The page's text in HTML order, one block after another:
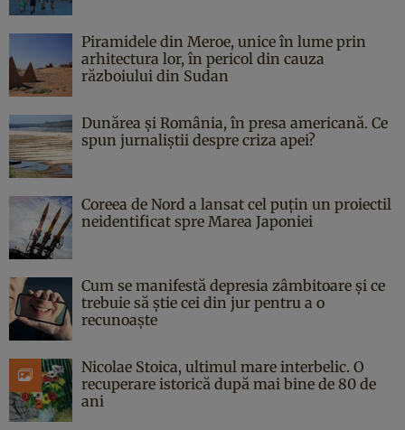
Piramidele din Meroe, unice în lume prin
arhitectura lor, în pericol din cauza
războiului din Sudan
Dunărea și România, în presa americană. Ce
spun jurnaliștii despre criza apei?
Coreea de Nord a lansat cel puțin un proiectil
neidentificat spre Marea Japoniei
Cum se manifestă depresia zâmbitoare și ce
trebuie să știe cei din jur pentru a o
recunoaște
Nicolae Stoica, ultimul mare interbelic. O
recuperare istorică după mai bine de 80 de
ani